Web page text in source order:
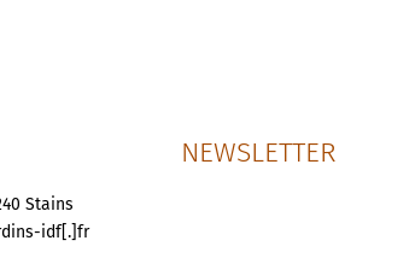
Stains
idf[.]fr
NEWSLETTER